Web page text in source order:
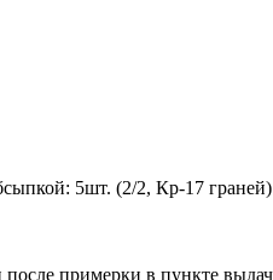
5шт. (2/2, Кр-17
после примерки в пункте